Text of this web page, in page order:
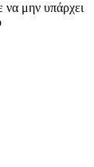
να μην υπάρχει